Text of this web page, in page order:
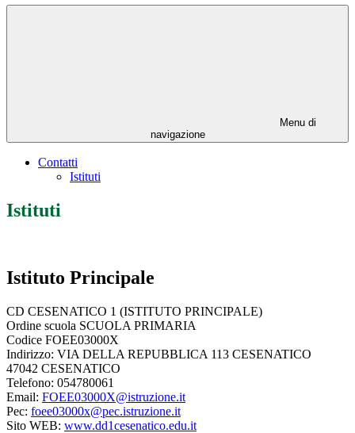
Menu di
navigazione
Contatti
Istituti
Istituti
Istituto Principale
CD CESENATICO 1 (ISTITUTO PRINCIPALE)
Ordine scuola SCUOLA PRIMARIA
Codice FOEE03000X
Indirizzo: VIA DELLA REPUBBLICA 113 CESENATICO
47042 CESENATICO
Telefono: 054780061
Email: FOEE03000X@istruzione.it
Pec: foee03000x@pec.istruzione.it
Sito WEB: www.dd1cesenatico.edu.it